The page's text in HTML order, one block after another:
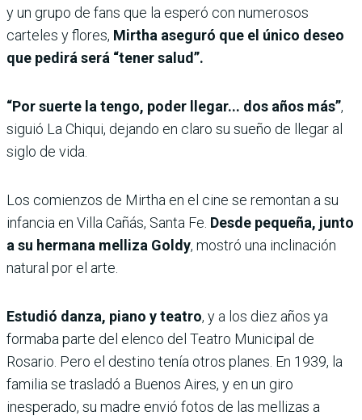
y un grupo de fans que la esperó con numerosos
carteles y flores, Mirtha aseguró que el único deseo
que pedirá será “tener salud”.
“Por suerte la tengo, poder llegar... dos años más”,
siguió La Chiqui, dejando en claro su sueño de llegar al
siglo de vida.
Los comienzos de Mirtha en el cine se remontan a su
infancia en Villa Cañás, Santa Fe. Desde pequeña, junto
a su hermana melliza Goldy, mostró una inclinación
natural por el arte.
Estudió danza, piano y teatro, y a los diez años ya
formaba parte del elenco del Teatro Municipal de
Rosario. Pero el destino tenía otros planes. En 1939, la
familia se trasladó a Buenos Aires, y en un giro
inesperado, su madre envió fotos de las mellizas a